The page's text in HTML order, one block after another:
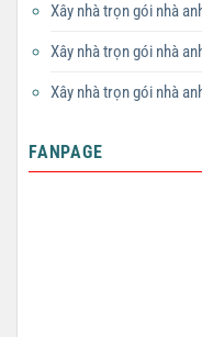
Xây nhà trọn gói nhà
Xây nhà trọn gói nhà
Xây nhà trọn gói nhà
FANPAGE